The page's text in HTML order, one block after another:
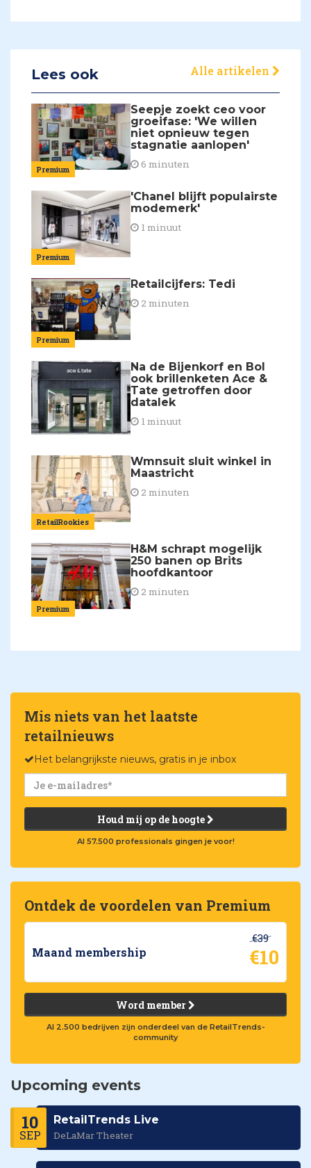
Lees ook Alle artikelen
Premium
Seepje zoekt ceo voor
groeifase: 'We willen
niet opnieuw tegen
stagnatie aanlopen'
6 minuten
Premium
'Chanel blijft populairste
modemerk'
1 minuut
Premium
Retailcijfers: Tedi
2 minuten
Na de Bijenkorf en Bol
ook brillenketen Ace &
Tate getroffen door
datalek
1 minuut
RetailRookies
Wmnsuit sluit winkel in
Maastricht
2 minuten
Premium
H&M schrapt mogelijk
250 banen op Brits
hoofdkantoor
2 minuten
Mis niets van het laatste
retailnieuws
Het belangrijkste nieuws, gratis in je inbox
Houd mij op de hoogte
Al 57.500 professionals gingen je voor!
Ontdek de voordelen van Premium
Maand membership
€39
€10
Word member
Al 2.500 bedrijven zijn onderdeel van de RetailTrends-
community
Upcoming events
10
SEP
RetailTrends Live
DeLaMar Theater